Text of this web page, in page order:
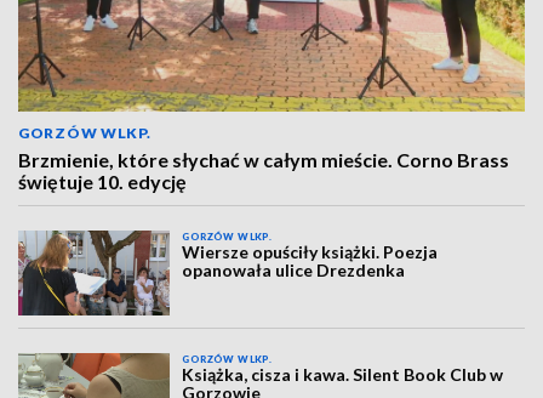
GORZÓW WLKP.
Brzmienie, które słychać w całym mieście. Corno Brass
świętuje 10. edycję
GORZÓW WLKP.
Wiersze opuściły książki. Poezja
opanowała ulice Drezdenka
GORZÓW WLKP.
Książka, cisza i kawa. Silent Book Club w
Gorzowie